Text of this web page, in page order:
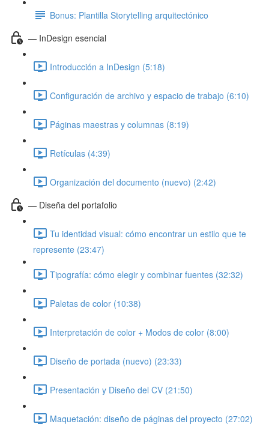
Bonus: Plantilla Storytelling arquitectónico
— InDesign esencial
Introducción a InDesign (5:18)
Configuración de archivo y espacio de trabajo (6:10)
Páginas maestras y columnas (8:19)
Retículas (4:39)
Organización del documento (nuevo) (2:42)
— Diseña del portafolio
Tu identidad visual: cómo encontrar un estilo que te
represente (23:47)
Tipografía: cómo elegir y combinar fuentes (32:32)
Paletas de color (10:38)
Interpretación de color + Modos de color (8:00)
Diseño de portada (nuevo) (23:33)
Presentación y Diseño del CV (21:50)
Maquetación: diseño de páginas del proyecto (27:02)